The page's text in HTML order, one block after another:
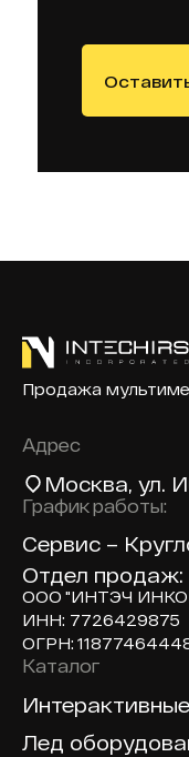
Продажа
Адрес
Москва, ул.
График работы:
Сервис –
Отдел продаж:
ООО "ИНТЭЧ
ИНН: 7726429875
ОГРН:
Доп навигация по
Каталог
Лед